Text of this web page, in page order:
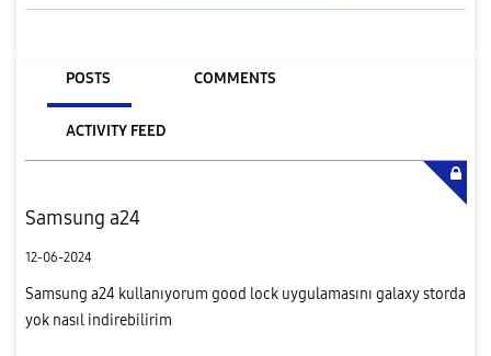
POSTS COMMENTS
ACTIVITY FEED
Samsung a24
12-06-2024
Samsung a24 kullanıyorum good lock uygulamasını galaxy storda
yok nasıl indirebilirim